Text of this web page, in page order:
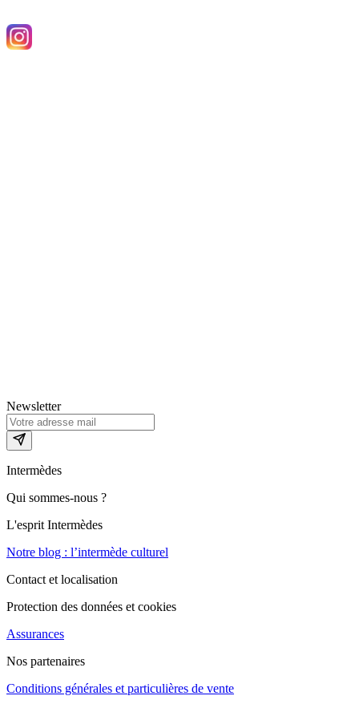
Newsletter
Intermèdes
Qui sommes-nous ?
L'esprit Intermèdes
Notre blog : l’intermède culturel
Contact et localisation
Protection des données et cookies
Assurances
Nos partenaires
Conditions générales et particulières de vente